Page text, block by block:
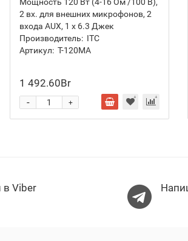
2 вх. для внешних микрофонов, 2
входа AUX, 1 х 6.3 Джек
Производитель: ITC
Артикул: Т-120МА
1 492.60Br
+
-
Viber